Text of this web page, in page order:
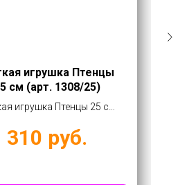
игрушка Птенцы
см (арт. 1308/25)
игрушка Птенцы 25 см
от 310 руб
310 руб.